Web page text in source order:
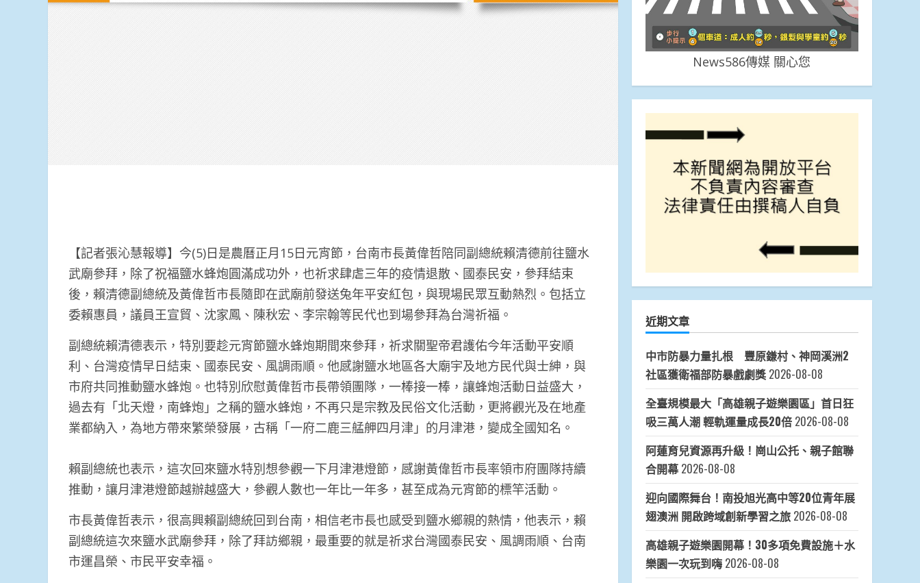
【記者張沁慧報導】今(5)日是農曆正月15日元宵節，台南市長黃偉哲陪同副總統賴清德前往鹽水
武廟參拜，除了祝福鹽水蜂炮圓滿成功外，也祈求肆虐三年的疫情退散、國泰民安，參拜結束
後，賴清德副總統及黃偉哲市長隨即在武廟前發送兔年平安紅包，與現場民眾互動熱烈。包括立
委賴惠員，議員王宣貿、沈家鳳、陳秋宏、李宗翰等民代也到場參拜為台灣祈福。
副總統賴清德表示，特別要趁元宵節鹽水蜂炮期間來參拜，祈求關聖帝君護佑今年活動平安順
利、台灣疫情早日結束、國泰民安、風調雨順。他感謝鹽水地區各大廟宇及地方民代與士紳，與
市府共同推動鹽水蜂炮。也特別欣慰黃偉哲市長帶領團隊，一棒接一棒，讓蜂炮活動日益盛大，
過去有「北天燈，南蜂炮」之稱的鹽水蜂炮，不再只是宗教及民俗文化活動，更將觀光及在地產
業都納入，為地方帶來繁榮發展，古稱「一府二鹿三艋舺四月津」的月津港，變成全國知名。
賴副總統也表示，這次回來鹽水特別想參觀一下月津港燈節，感謝黃偉哲市長率領市府團隊持續
推動，讓月津港燈節越辦越盛大，參觀人數也一年比一年多，甚至成為元宵節的標竿活動。
市長黃偉哲表示，很高興賴副總統回到台南，相信老市長也感受到鹽水鄉親的熱情，他表示，賴
副總統這次來鹽水武廟參拜，除了拜訪鄉親，最重要的就是祈求台灣國泰民安、風調雨順、台南
市運昌榮、市民平安幸福。
News586傳媒 關心您
近期文章
中市防暴力量扎根 豐原鎌村、神岡溪洲2
社區獲衛福部防暴戲劇獎 2026-08-08
全臺規模最大「高雄親子遊樂園區」首日狂
吸三萬人潮 輕軌運量成長20倍 2026-08-08
阿蓮育兒資源再升級！崗山公托、親子館聯
合開幕 2026-08-08
迎向國際舞台！南投旭光高中等20位青年展
翅澳洲 開啟跨域創新學習之旅 2026-08-08
高雄親子遊樂園開幕！30多項免費設施＋水
樂園一次玩到嗨 2026-08-08